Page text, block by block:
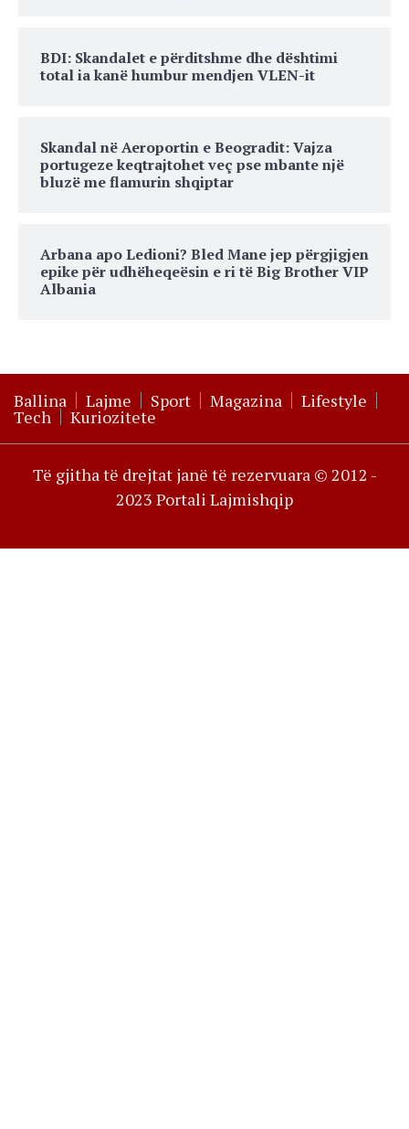
BDI: Skandalet e përditshme dhe dështimi
total ia kanë humbur mendjen VLEN-it
Skandal në Aeroportin e Beogradit: Vajza
portugeze keqtrajtohet veç pse mbante një
bluzë me flamurin shqiptar
Arbana apo Ledioni? Bled Mane jep përgjigjen
epike për udhëheqeësin e ri të Big Brother VIP
Albania
Ballina Lajme Sport Magazina Lifestyle
Tech Kuriozitete
Të gjitha të drejtat janë të rezervuara © 2012 -
2023 Portali Lajmishqip